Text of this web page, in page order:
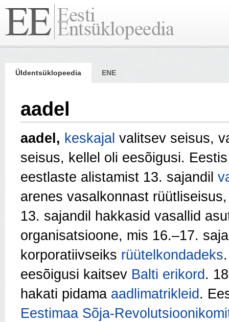
Üldentsüklopeedia ENE
aadel
aadel, keskajal valitsev seisus,
seisus, kellel oli eesõigusi.
eestlaste alistamist 13. sajandil
arenes vasalkonnast
13. sajandil hakkasid vasallid
organisatsioone, mis 16.–17.
korporatiivseiks rüütelkondadeks
eesõigusi kaitsev Balti erikord .
hakati pidama aadlimatrikleid .
Eestimaa Sõja-